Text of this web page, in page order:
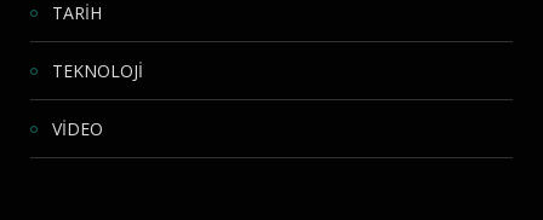
TARİH
TEKNOLOJİ
VİDEO